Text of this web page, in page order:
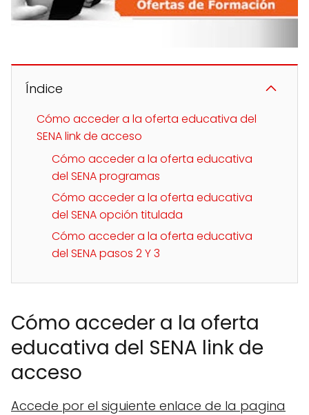
Índice
Cómo acceder a la oferta educativa del
SENA link de acceso
Cómo acceder a la oferta educativa
del SENA programas
Cómo acceder a la oferta educativa
del SENA opción titulada
Cómo acceder a la oferta educativa
del SENA pasos 2 Y 3
Cómo acceder a la oferta
educativa del SENA link de
acceso
Accede por el siguiente enlace de la pagina